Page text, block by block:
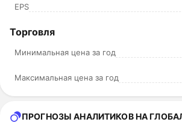
EPS
Торговля
Минимальная цена за год
Максимальная цена за год
ПРОГНОЗЫ АНАЛИТИКОВ НА